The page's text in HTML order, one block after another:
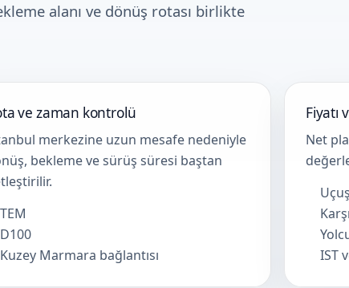
alanı ve dönüş rotası birlikte
ve zaman kontrolü
merkezine uzun mesafe nedeniyle
bekleme ve sürüş süresi baştan
TEM
D100
Kuzey Marmara bağlantısı
Fiyatı
Net
IST